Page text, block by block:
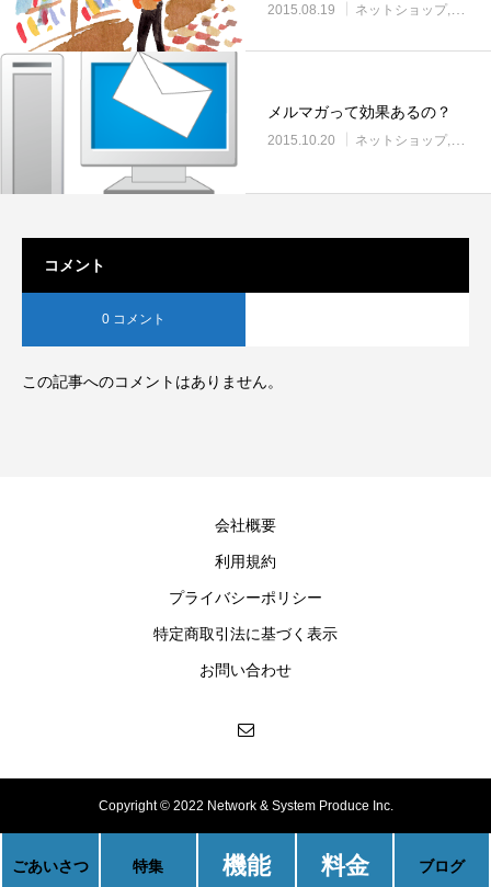
ごあいさつ 特集 機能 料金 ブログ
2015.08.19 ネットショップ
メルマガって効果あるの？
2015.10.20 ネットショップ
コメント
0 コメント
この記事へのコメントはありません。
会社概要
利用規約
プライバシーポリシー
特定商取引法に基づく表示
お問い合わせ
Copyright © 2022 Network & System Produce Inc.